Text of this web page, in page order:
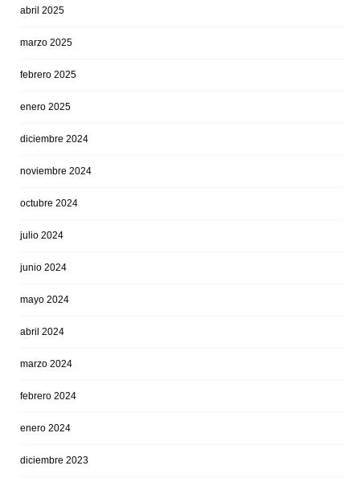
abril 2025
marzo 2025
febrero 2025
enero 2025
diciembre 2024
noviembre 2024
octubre 2024
julio 2024
junio 2024
mayo 2024
abril 2024
marzo 2024
febrero 2024
enero 2024
diciembre 2023